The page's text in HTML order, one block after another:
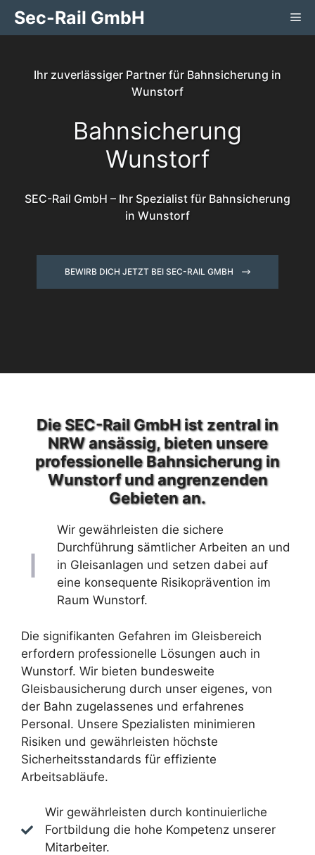
Zum
InhaltSec-Rail GmbH
Ihr zuverlässiger Partner für Bahnsicherung in
Wunstorf
Bahnsicherung
Wunstorf
SEC-Rail GmbH – Ihr Spezialist für Bahnsicherung
in Wunstorf
BEWIRB DICH JETZT BEI SEC-RAIL GMBH
Die SEC-Rail GmbH ist zentral in
NRW ansässig, bieten unsere
professionelle Bahnsicherung in
Wunstorf und angrenzenden
Gebieten an.
Wir gewährleisten die sichere
Durchführung sämtlicher Arbeiten an und
in Gleisanlagen und setzen dabei auf
eine konsequente Risikoprävention im
Raum Wunstorf.
Die signifikanten Gefahren im Gleisbereich
erfordern professionelle Lösungen auch in
Wunstorf. Wir bieten bundesweite
Gleisbausicherung durch unser eigenes, von
der Bahn zugelassenes und erfahrenes
Personal. Unsere Spezialisten minimieren
Risiken und gewährleisten höchste
Sicherheitsstandards für effiziente
Arbeitsabläufe.
Wir gewährleisten durch kontinuierliche
Fortbildung die hohe Kompetenz unserer
Mitarbeiter.